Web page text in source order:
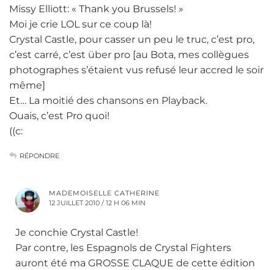
Missy Elliott: « Thank you Brussels! »
Moi je crie LOL sur ce coup là!
Crystal Castle, pour casser un peu le truc, c’est pro,
c’est carré, c’est über pro [au Bota, mes collègues
photographes s’étaient vus refusé leur accred le soir
même]
Et… La moitié des chansons en Playback.
Ouais, c’est Pro quoi!
((c:
RÉPONDRE
MADEMOISELLE CATHERINE
12 JUILLET 2010 / 12 H 06 MIN
Je conchie Crystal Castle!
Par contre, les Espagnols de Crystal Fighters
auront été ma GROSSE CLAQUE de cette édition